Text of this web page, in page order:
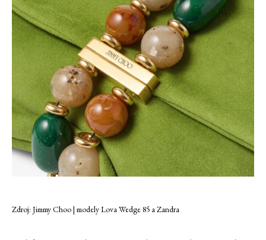
Zdroj: Jimmy Choo | modely Lova Wedge 85 a Zandra